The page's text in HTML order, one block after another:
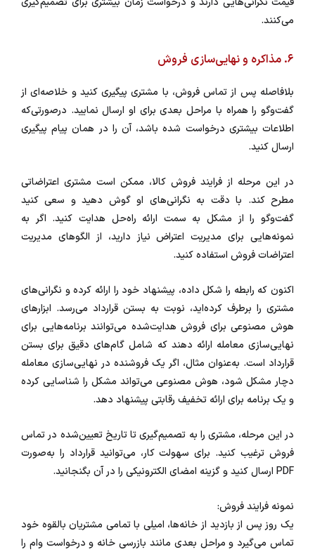
می‌کنند.
۶. مذاکره و نهایی‌سازی فروش
بلافاصله پس از تماس فروش، با مشتری پیگیری کنید و خلاصه‌ای از
گفت‌وگو را همراه با مراحل بعدی برای او ارسال نمایید. درصورتی‌که
اطلاعات بیشتری درخواست شده باشد، آن را در همان پیام پیگیری
ارسال کنید.
در این مرحله از فرایند فروش کالا، ممکن است مشتری اعتراضاتی
مطرح کند. با دقت به نگرانی‌های او گوش دهید و سعی کنید
گفت‌وگو را از مشکل به سمت ارائه راه‌حل هدایت کنید. اگر به
نمونه‌هایی برای مدیریت اعتراض نیاز دارید، از الگوهای مدیریت
اعتراضات فروش استفاده کنید.
اکنون که رابطه را شکل داده، پیشنهاد خود را ارائه کرده و نگرانی‌های
مشتری را برطرف کرده‌اید، نوبت به بستن قرارداد می‌رسد. ابزارهای
هوش مصنوعی برای فروش هدایت‌شده می‌توانند برنامه‌هایی برای
نهایی‌سازی معامله ارائه دهند که شامل گام‌های دقیق برای بستن
قرارداد است. به‌عنوان مثال، اگر یک فروشنده در نهایی‌سازی معامله
دچار مشکل شود، هوش مصنوعی می‌تواند مشکل را شناسایی کرده
و یک برنامه برای ارائه تخفیف رقابتی پیشنهاد دهد.
در این مرحله، مشتری را به تصمیم‌گیری تا تاریخ تعیین‌شده در تماس
فروش ترغیب کنید. برای سهولت کار، می‌توانید قرارداد را به‌صورت
PDF ارسال کنید و گزینه امضای الکترونیکی را در آن بگنجانید.
نمونه فرایند فروش:
یک روز پس از بازدید از خانه‌ها، امیلی با تمامی مشتریان بالقوه خود
تماس می‌گیرد و مراحل بعدی مانند بازرسی خانه و درخواست وام را